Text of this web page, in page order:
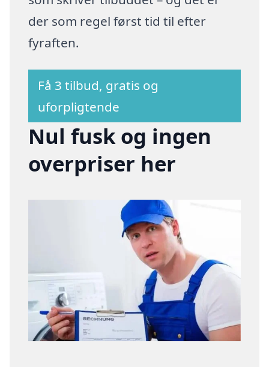
der som regel først tid til efter
fyraften.
Få 3 tilbud, gratis og
uforpligtende
Nul fusk og ingen
overpriser her